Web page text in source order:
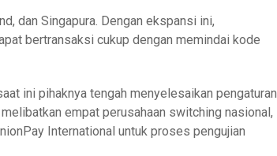
dan Singapura. Dengan ekspansi ini,
bertransaksi cukup dengan memindai kode
ini pihaknya tengah menyelesaikan pengaturan
empat perusahaan switching nasional,
International untuk proses pengujian